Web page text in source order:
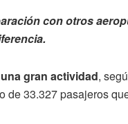
con otros
gran actividad,
33.327 pasajeros